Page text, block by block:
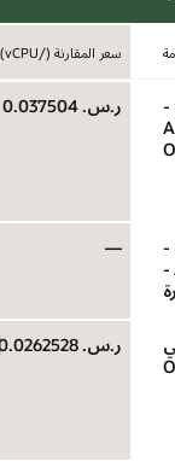
سعر المقارنة (/vCPU)*
ر.س.‏ 0.037504
—
ر.س.‏ 0.0262528